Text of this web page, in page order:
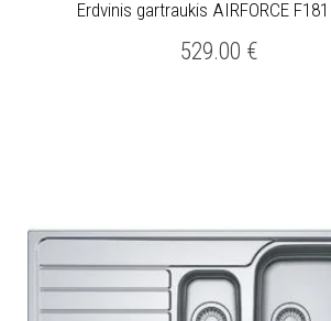
Erdvinis gartraukis AIRFORCE
529.00 €